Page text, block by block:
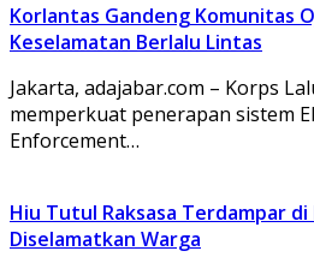
Korlantas Gandeng Komunitas
Keselamatan Berlalu Lintas
Jakarta, adajabar.com – Korps
memperkuat penerapan sistem
Enforcement…
Hiu Tutul Raksasa Terdampar
Diselamatkan Warga